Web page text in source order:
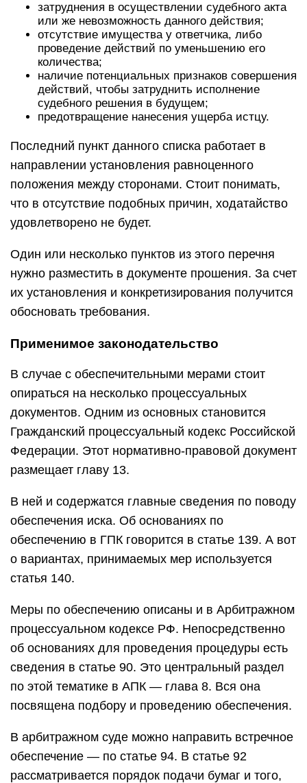
затруднения в осуществлении судебного акта
или же невозможность данного действия;
отсутствие имущества у ответчика, либо
проведение действий по уменьшению его
количества;
наличие потенциальных признаков совершения
действий, чтобы затруднить исполнение
судебного решения в будущем;
предотвращение нанесения ущерба истцу.
Последний пункт данного списка работает в
направлении установления равноценного
положения между сторонами. Стоит понимать,
что в отсутствие подобных причин, ходатайство
удовлетворено не будет.
Один или несколько пунктов из этого перечня
нужно разместить в документе прошения. За счет
их установления и конкретизирования получится
обосновать требования.
Применимое законодательство
В случае с обеспечительными мерами стоит
опираться на несколько процессуальных
документов. Одним из основных становится
Гражданский процессуальный кодекс Российской
Федерации. Этот нормативно-правовой документ
размещает главу 13.
В ней и содержатся главные сведения по поводу
обеспечения иска. Об основаниях по
обеспечению в ГПК говорится в статье 139. А вот
о вариантах, принимаемых мер используется
статья 140.
Меры по обеспечению описаны и в Арбитражном
процессуальном кодексе РФ. Непосредственно
об основаниях для проведения процедуры есть
сведения в статье 90. Это центральный раздел
по этой тематике в АПК — глава 8. Вся она
посвящена подбору и проведению обеспечения.
В арбитражном суде можно направить встречное
обеспечение — по статье 94. В статье 92
рассматривается порядок подачи бумаг и того,